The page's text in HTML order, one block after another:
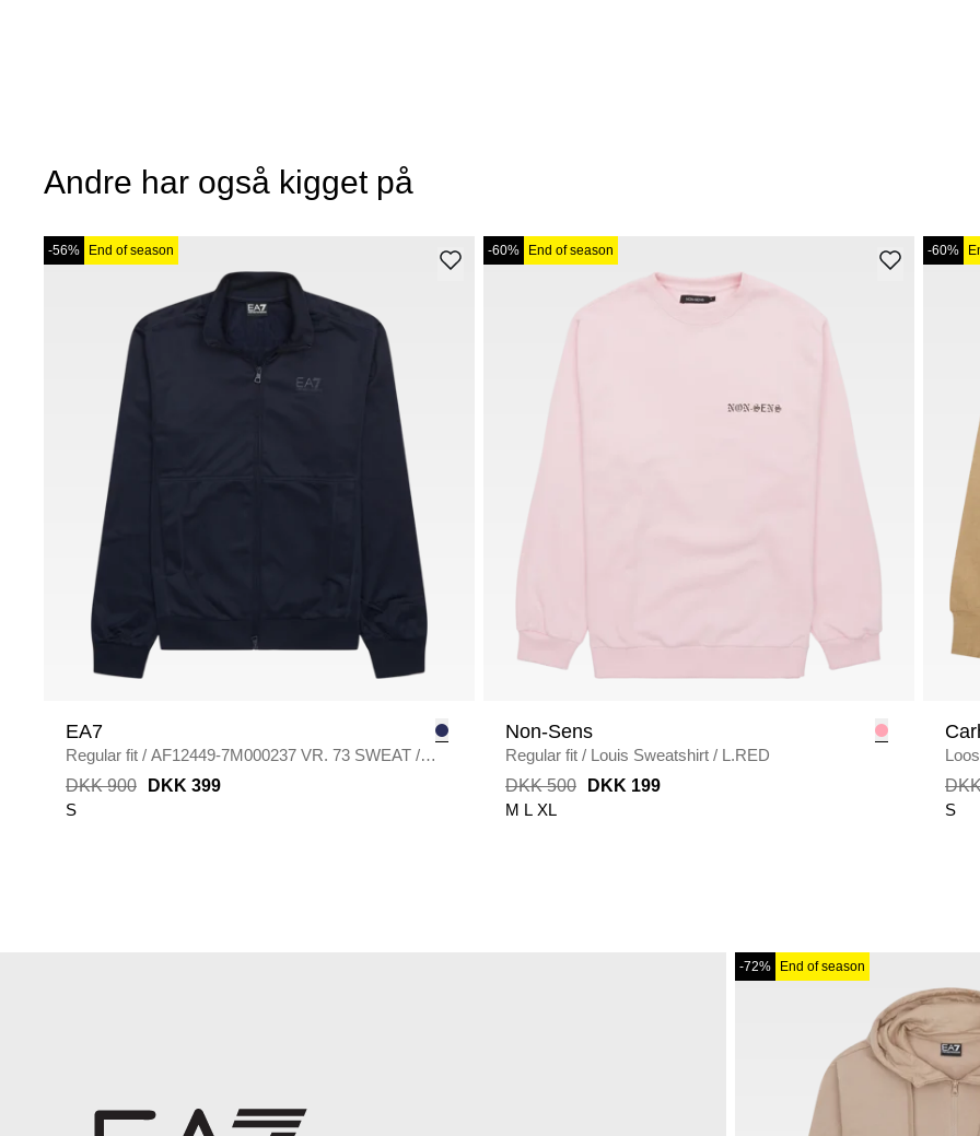
Andre har også kigget på
-56% End of season
EA7
Regular fit / AF12449-7M000237 VR. 73 SWEAT /
BLÅ
DKK 900
DKK 399
S
-60% End of season
Non-Sens
Regular fit / Louis Sweatshirt / L.RED
DKK 500
DKK 199
M L XL
-60%
S
-72% End of season